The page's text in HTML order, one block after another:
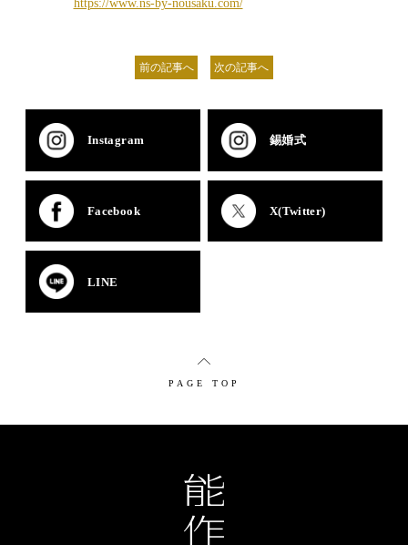
https://www.ns-by-nousaku.com/
前の記事へ 次の記事へ
Instagram 錫婚式
Facebook X(Twitter)
LINE
PAGE TOP